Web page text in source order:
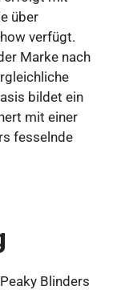
über
verfügt.
Marke nach
bildet ein
mit einer
fesselnde
Blinders